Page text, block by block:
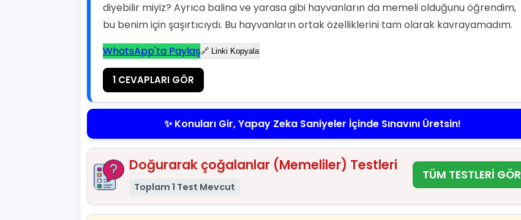
diyebilir miyiz? Ayrıca balina ve yarasa gibi hayvanların da memeli olduğunu öğrendim,
bu benim için şaşırtıcıydı. Bu hayvanların ortak özelliklerini tam olarak kavrayamadım.
WhatsApp'ta Paylaş🔗 Linki Kopyala
1 CEVAPLARI GÖR
✨ Konuları Gir, Yapay Zeka Saniyeler İçinde Sınavını Üretsin!
Doğurarak çoğalanlar (Memeliler) Testleri
Toplam 1 Test Mevcut
TÜM TESTLERİ GÖR